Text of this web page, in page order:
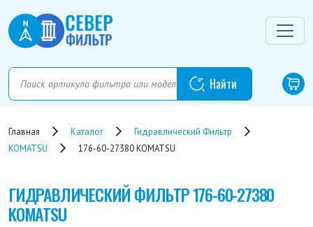
Главная Каталог
Гидравлический Фильтр
KOMATSU
176-60-27380 KOMATSU
ГИДРАВЛИЧЕСКИЙ ФИЛЬТР176-60-27380
KOMATSU